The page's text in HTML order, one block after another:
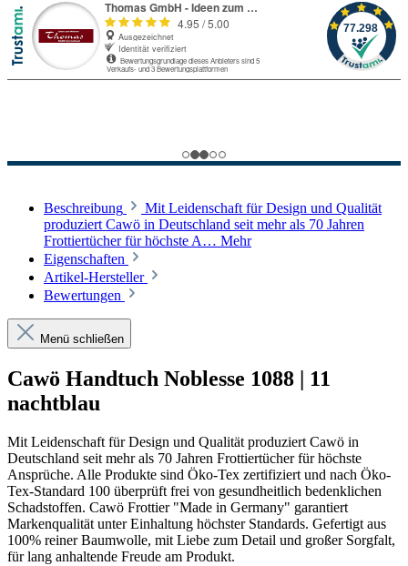
Beschreibung
Mit Leidenschaft für Design und Qualität
produziert Cawö in Deutschland seit mehr als 70 Jahren
Frottiertücher für höchste A… Mehr
Eigenschaften
Artikel-Hersteller
Bewertungen
Menü schließen
Cawö Handtuch Noblesse 1088 | 11
nachtblau
Mit Leidenschaft für Design und Qualität produziert Cawö in
Deutschland seit mehr als 70 Jahren Frottiertücher für höchste
Ansprüche. Alle Produkte sind Öko-Tex zertifiziert und nach Öko-
Tex-Standard 100 überprüft frei von gesundheitlich bedenklichen
Schadstoffen. Cawö Frottier "Made in Germany" garantiert
Markenqualität unter Einhaltung höchster Standards. Gefertigt aus
100% reiner Baumwolle, mit Liebe zum Detail und großer Sorgfalt,
für lang anhaltende Freude am Produkt.